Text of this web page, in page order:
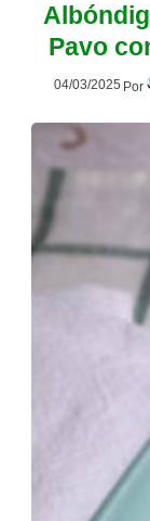
Pavo
04/03/2025 Por